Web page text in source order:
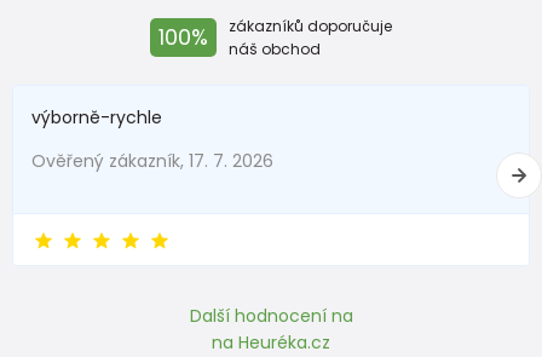
100%
zákazníků doporučuje
náš obchod
výborně-rychle
Ověřený zákazník, 17. 7. 2026
Další hodnocení na
na Heuréka.cz